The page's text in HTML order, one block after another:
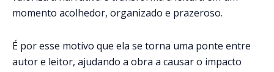
momento acolhedor, organizado e prazeroso.
É por esse motivo que ela se torna uma ponte entre
autor e leitor, ajudando a obra a causar o impacto